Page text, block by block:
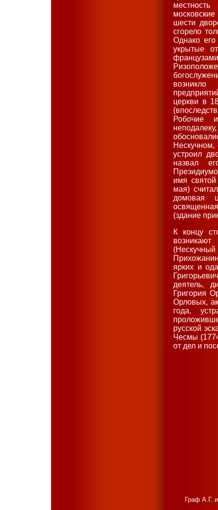
шести
сгорело
Однако его
укрытые
церкви в
Робочие
устроил
назвал
имя
мая)
домовая
(здание
К концу
ярких и
деятель,
Григория
Орловых,
года,
русской
Чесмы
от дел и
Граф А.Г.